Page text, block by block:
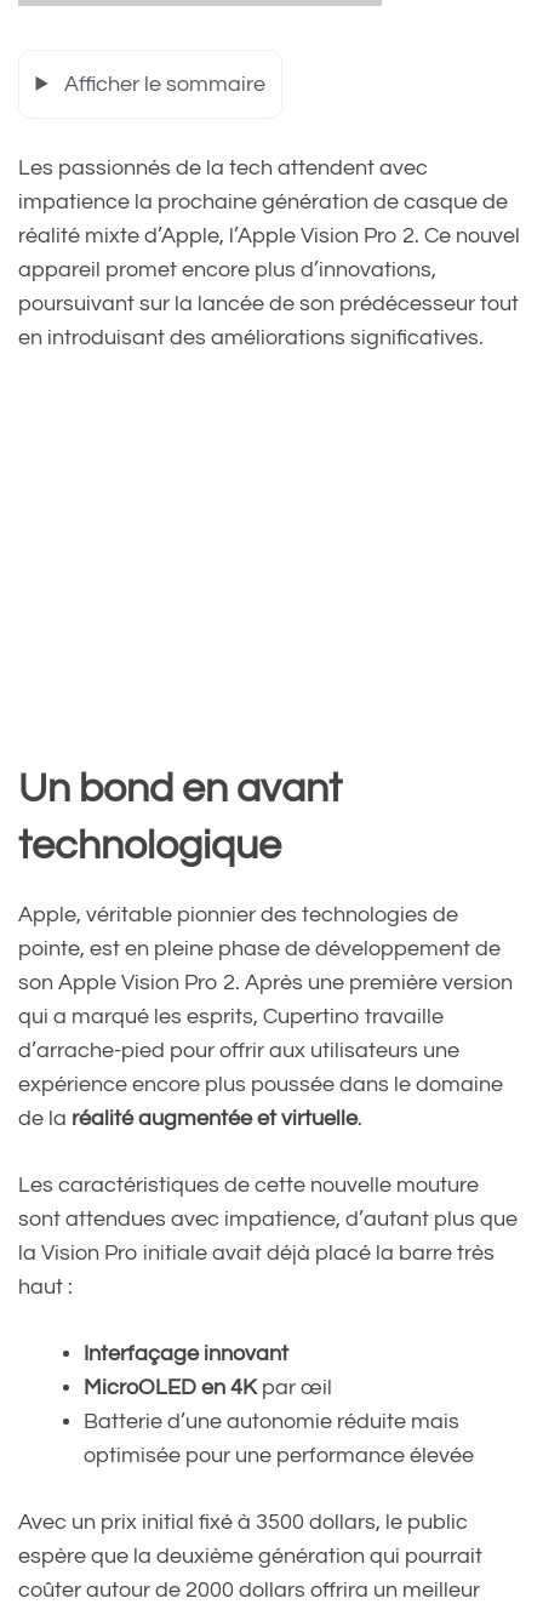
Afficher le sommaire
Les passionnés de la tech attendent avec
impatience la prochaine génération de casque de
réalité mixte d’Apple, l’Apple Vision Pro 2. Ce nouvel
appareil promet encore plus d’innovations,
poursuivant sur la lancée de son prédécesseur tout
en introduisant des améliorations significatives.
Un bond en avant
technologique
Apple, véritable pionnier des technologies de
pointe, est en pleine phase de développement de
son Apple Vision Pro 2. Après une première version
qui a marqué les esprits, Cupertino travaille
d’arrache-pied pour offrir aux utilisateurs une
expérience encore plus poussée dans le domaine
de la réalité augmentée et virtuelle.
Les caractéristiques de cette nouvelle mouture
sont attendues avec impatience, d’autant plus que
la Vision Pro initiale avait déjà placé la barre très
haut :
Interfaçage innovant
MicroOLED en 4Kpar œil
Batterie d’une autonomie réduite mais
optimisée pour une performance élevée
Avec un prix initial fixé à 3500 dollars, le public
espère que la deuxième génération qui pourrait
coûter autour de 2000 dollars offrira un meilleur